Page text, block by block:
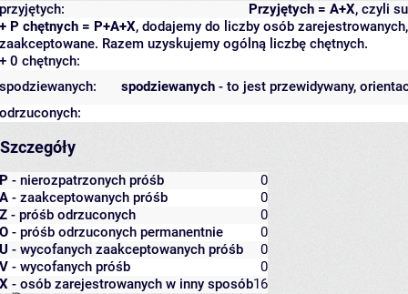
Przyjętych = A+X, czyli
przyjętych:
+ P chętnych = P+A+X, dodajemy do liczby osób
zaakceptowane. Razem uzyskujemy ogólną liczbę chętnych.
+ 0 chętnych:
spodziewanych - to jest przewidywany,
spodziewanych:
odrzuconych:
Szczegóły
P - nierozpatrzonych próśb
0
A - zaakceptowanych próśb
0
Z - próśb odrzuconych
0
O - próśb odrzuconych permanentnie
0
U - wycofanych zaakceptowanych próśb
0
V - wycofanych próśb
0
X - osób zarejestrowanych w inny sposób16